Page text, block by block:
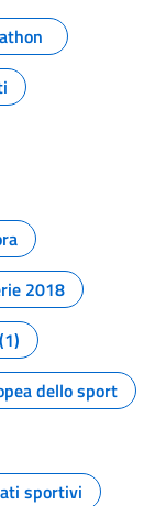
2018
dello sport
sportivi